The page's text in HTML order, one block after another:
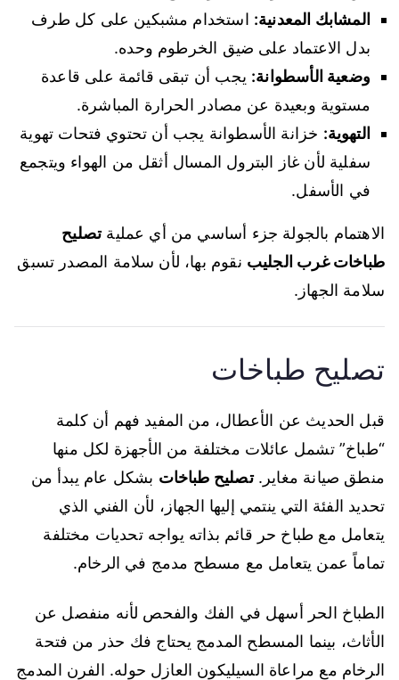
المشابك المعدنية: استخدام مشبكين على كل طرف
بدل الاعتماد على ضيق الخرطوم وحده.
وضعية الأسطوانة: يجب أن تبقى قائمة على قاعدة
مستوية وبعيدة عن مصادر الحرارة المباشرة.
التهوية: خزانة الأسطوانة يجب أن تحتوي فتحات تهوية
سفلية لأن غاز البترول المسال أثقل من الهواء ويتجمع
في الأسفل.
الاهتمام بالجولة جزء أساسي من أي عمليةتصليح
طباخات غرب الجليب نقوم بها، لأن سلامة المصدر تسبق
سلامة الجهاز.
تصليح طباخات
قبل الحديث عن الأعطال، من المفيد فهم أن كلمة
“طباخ” تشمل عائلات مختلفة من الأجهزة لكل منها
منطق صيانة مغاير.تصليح طباخات بشكل عام يبدأ من
تحديد الفئة التي ينتمي إليها الجهاز، لأن الفني الذي
يتعامل مع طباخ حر قائم بذاته يواجه تحديات مختلفة
تماماً عمن يتعامل مع مسطح مدمج في الرخام.
الطباخ الحر أسهل في الفك والفحص لأنه منفصل عن
الأثاث، بينما المسطح المدمج يحتاج فك حذر من فتحة
الرخام مع مراعاة السيليكون العازل حوله. الفرن المدمج